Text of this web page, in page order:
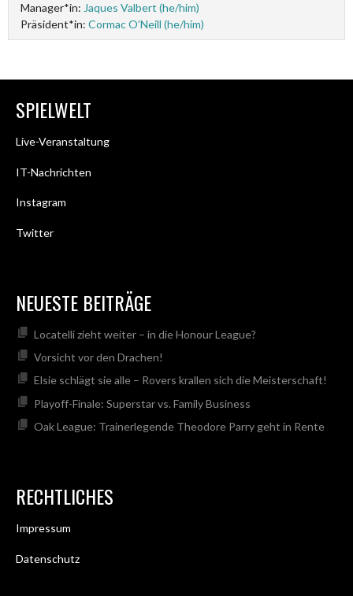
Manager*in: Jaques Valbert (he/him)
Präsident*in: Cormac O’Neill (he/him)
SPIELWELT
Live-Veranstaltung
IT-Nachrichten
Instagram
Twitter
NEUESTE BEITRÄGE
Locatelli zieht weiter – in die Honour League?
Vorsicht vor den Drachen!
Elsie schlägt sie alle – Rovers krallen sich die Meisterschaft!
Playoff-Finale: Superstar vs. Family Business
Oak League: Trainerlegende Theodore Parry geht in Rente
RECHTLICHES
Impressum
Datenschutz